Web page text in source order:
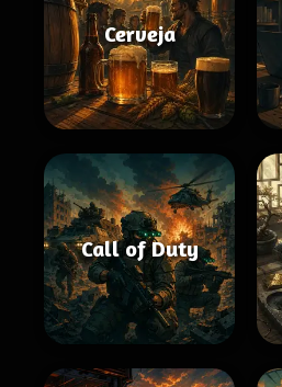
Cerveja
Call of Duty